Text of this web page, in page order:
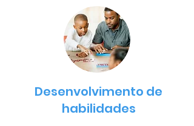
Desenvolvimento de
habilidades